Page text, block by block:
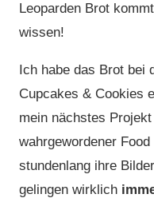
Leoparden Brot
wissen!
Ich habe das Brot bei
Cupcakes & Cookies
mein nächstes
wahrgewordener
stundenlang ihre
gelingen wirklich